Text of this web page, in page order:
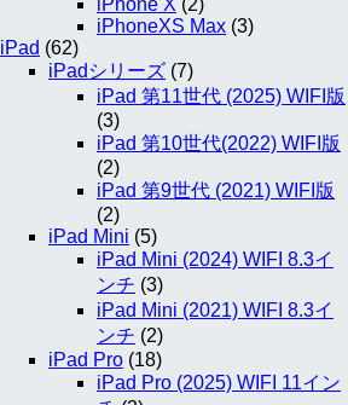
iPhone X (2)
iPhoneXS Max (3)
iPad (62)
iPadシリーズ (7)
iPad 第11世代 (2025) WIFI版
(3)
iPad 第10世代(2022) WIFI版
(2)
iPad 第9世代 (2021) WIFI版
(2)
iPad Mini (5)
iPad Mini (2024) WIFI 8.3イ
ンチ (3)
iPad Mini (2021) WIFI 8.3イ
ンチ (2)
iPad Pro (18)
iPad Pro (2025) WIFI 11イン